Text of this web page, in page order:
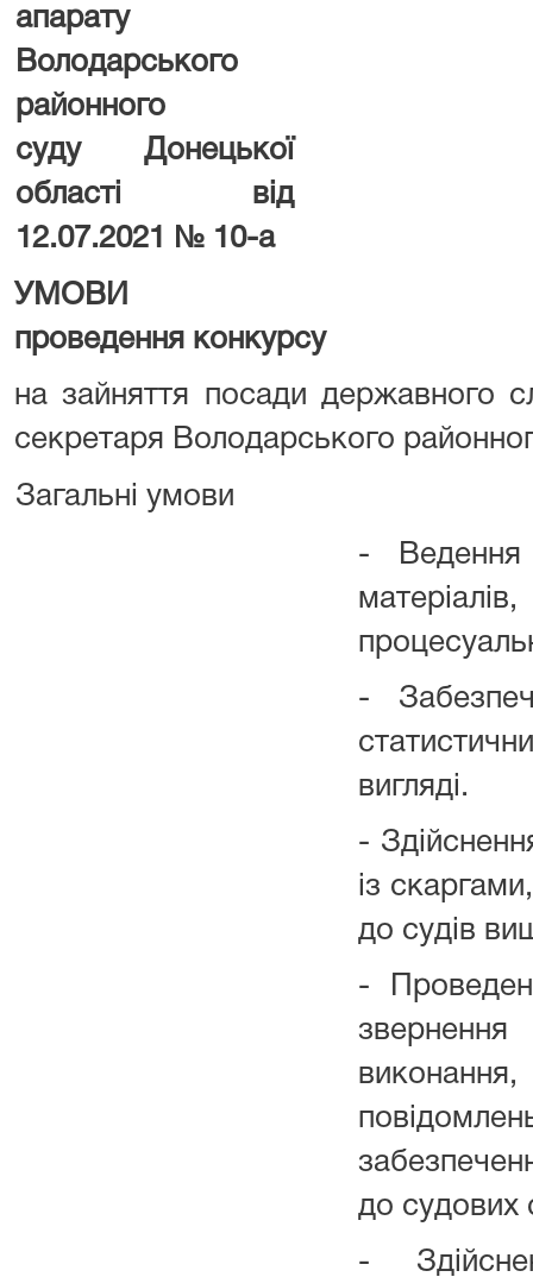
апарату
Володарського
районного
суду
Донецької
області
від
12.07.2021 № 10-а
УМОВИ
проведення конкурсу
на зайняття посади державного
секретаря Володарського
Загальні умови
- Ведення
-
вигляді.
-
із
до судів
-
до судових
-